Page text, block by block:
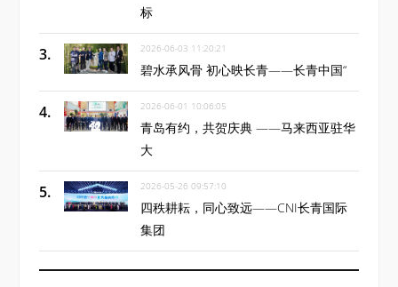
标
2026-06-03 11:20:21
碧水承风骨 初心映长青——长青中国“
2026-06-01 10:06:05
青岛有约，共贺庆典 ——马来西亚驻华
大
2026-05-26 09:57:10
四秩耕耘，同心致远——CNI长青国际
集团